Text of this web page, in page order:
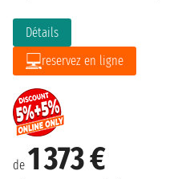
de 1 373 €
Détails
reservez en ligne